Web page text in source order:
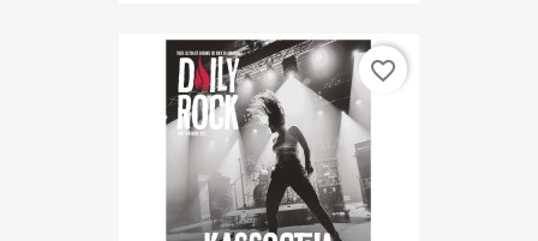
favorite_border